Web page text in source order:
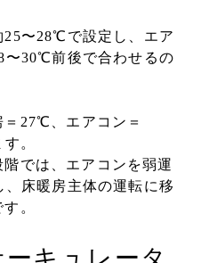
25〜28℃で設定し、エア
〜30℃前後で合わせるの
27℃、エアコン＝
。
では、エアコンを弱運
床暖房主体の運転に移
。